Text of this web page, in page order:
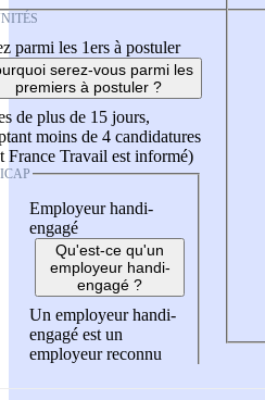
parmi les 1ers à postuler
serez-vous parmi les
premiers à postuler ?
de plus de 15 jours,
moins de 4 candidatures
France Travail est informé)
Employeur handi-
engagé
Qu'est-ce qu'un
employeur handi-
engagé ?
Un employeur handi-
engagé est un
employeur reconnu